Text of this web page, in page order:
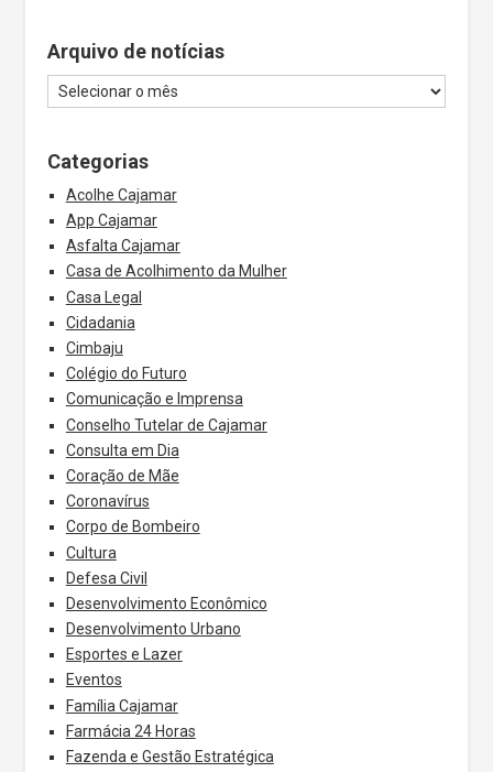
Arquivo de notícias
Categorias
Acolhe Cajamar
App Cajamar
Asfalta Cajamar
Casa de Acolhimento da Mulher
Casa Legal
Cidadania
Cimbaju
Colégio do Futuro
Comunicação e Imprensa
Conselho Tutelar de Cajamar
Consulta em Dia
Coração de Mãe
Coronavírus
Corpo de Bombeiro
Cultura
Defesa Civil
Desenvolvimento Econômico
Desenvolvimento Urbano
Esportes e Lazer
Eventos
Família Cajamar
Farmácia 24 Horas
Fazenda e Gestão Estratégica